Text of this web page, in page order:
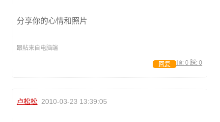
分享你的心情和照片
跟帖来自电脑端
顶: 0 踩: 0
回复
卢松松 2010-03-23 13:39:05